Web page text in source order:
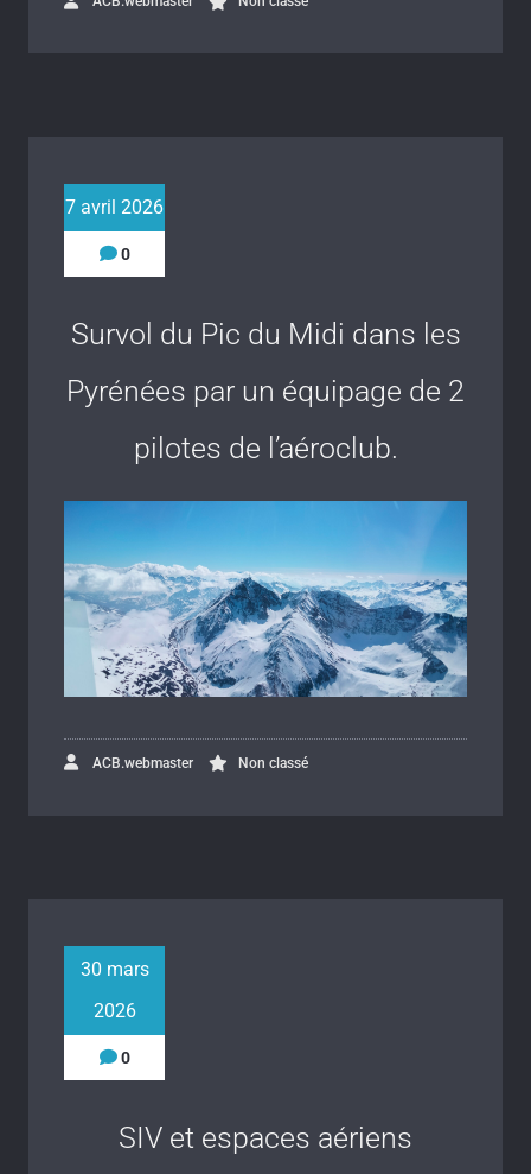
7 avril 2026
0
Survol du Pic du Midi dans les
Pyrénées par un équipage de 2
pilotes de l’aéroclub.
ACB.webmaster Non classé
30 mars
2026
0
SIV et espaces aériens